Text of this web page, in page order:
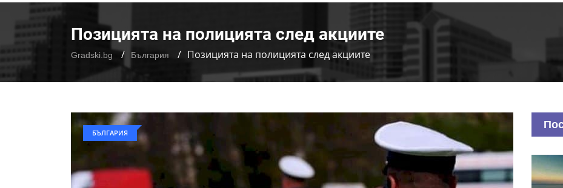
Позицията на полицията след акциите
Gradski.bg България Позицията на полицията след акциите
БЪЛГАРИЯ